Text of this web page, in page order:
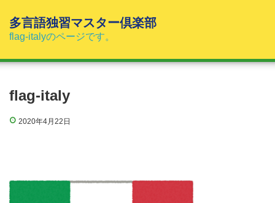
ツ
多言語独習マスター倶楽部
flag-italyのページです。
flag-italy
2020年4月22日